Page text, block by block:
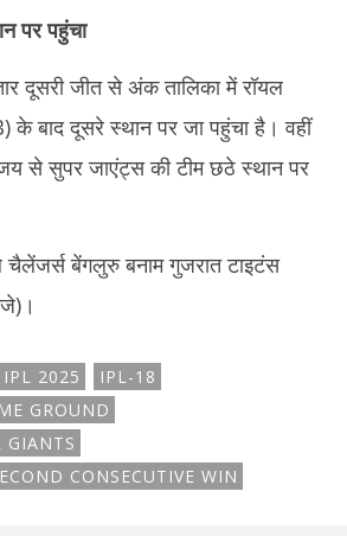
पर पहुंचा
दूसरी जीत से अंक तालिका में रॉयल
बाद दूसरे स्थान पर जा पहुंचा है। वहीं
से सुपर जाएंट्स की टीम छठे स्थान पर
चैलेंजर्स बेंगलुरु बनाम गुजरात टाइटंस
IPL 2025
IPL-18
GROUND
GIANTS
CONSECUTIVE WIN